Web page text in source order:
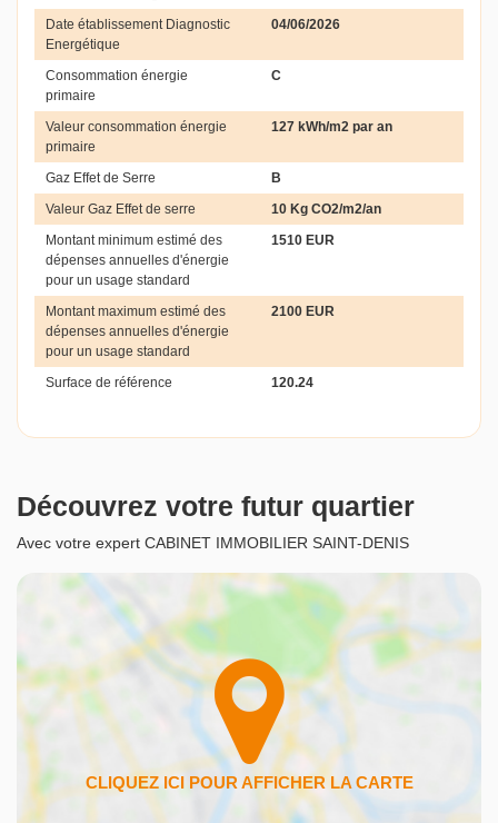
Date établissement Diagnostic
Energétique
04/06/2026
Consommation énergie
primaire
C
Valeur consommation énergie
primaire
127 kWh/m2 par an
Gaz Effet de Serre
B
Valeur Gaz Effet de serre
10 Kg CO2/m2/an
Montant minimum estimé des
dépenses annuelles d'énergie
pour un usage standard
1510 EUR
Montant maximum estimé des
dépenses annuelles d'énergie
pour un usage standard
2100 EUR
Surface de référence 120.24
Découvrez votre futur quartier
Avec votre expert CABINET IMMOBILIER SAINT-DENIS